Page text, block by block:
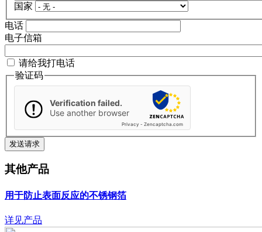
国家
电话
电子信箱
请给我打电话
验证码
Verification failed.
Use another browser
Privacy - Zencaptcha.com
其他产品
用于防止表面反应的不锈钢箔
详见产品